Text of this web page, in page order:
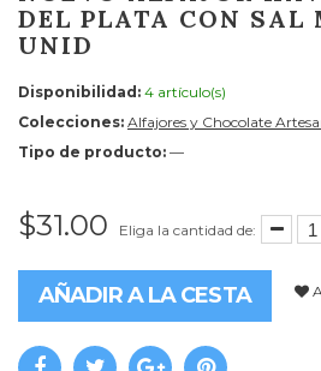
DEL PLATA CON
UNID
Disponibilidad: 4 artículo(s)
Colecciones: Alfajores y Chocolate
Tipo de producto: —
$31.00 Eliga la cantidad de:
AÑADIR A LA CESTA